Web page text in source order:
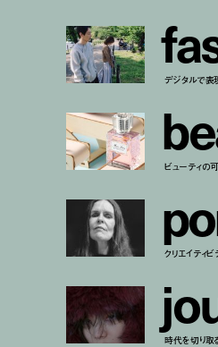
fa
デジタルで表
be
ビューティの
po
クリエイティ
jo
時代を切り取